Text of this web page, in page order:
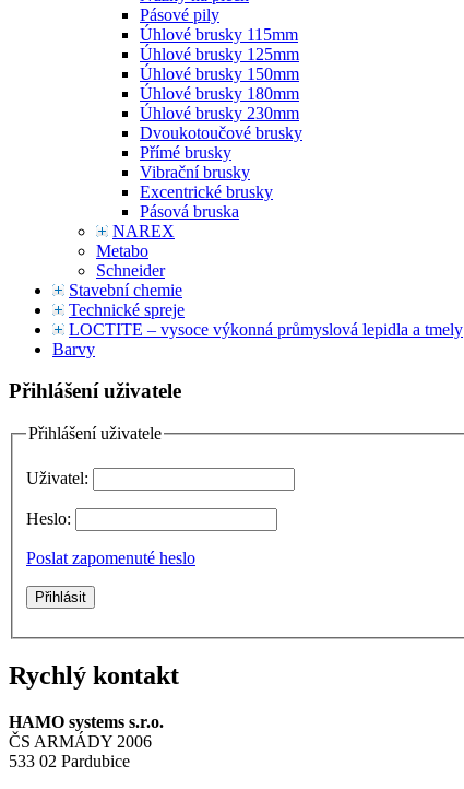
Pásové pily
Úhlové brusky 115mm
Úhlové brusky 125mm
Úhlové brusky 150mm
Úhlové brusky 180mm
Úhlové brusky 230mm
Dvoukotoučové brusky
Přímé brusky
Vibrační brusky
Excentrické brusky
Pásová bruska
NAREX
Metabo
Schneider
Stavební chemie
Technické spreje
LOCTITE – vysoce výkonná průmyslová lepidla a tmely
Barvy
Přihlášení uživatele
Přihlášení uživatele
Uživatel:
Heslo:
Poslat zapomenuté heslo
Rychlý kontakt
HAMO systems s.r.o.
ČS ARMÁDY 2006
533 02 Pardubice